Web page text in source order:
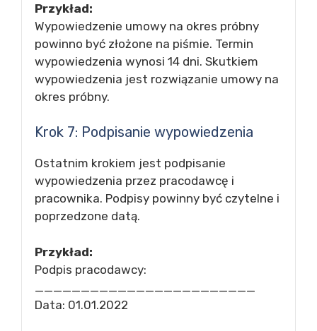
Przykład:
Wypowiedzenie umowy na okres próbny
powinno być złożone na piśmie. Termin
wypowiedzenia wynosi 14 dni. Skutkiem
wypowiedzenia jest rozwiązanie umowy na
okres próbny.
Krok 7: Podpisanie wypowiedzenia
Ostatnim krokiem jest podpisanie
wypowiedzenia przez pracodawcę i
pracownika. Podpisy powinny być czytelne i
poprzedzone datą.
Przykład:
Podpis pracodawcy:
Data: 01.01.2022